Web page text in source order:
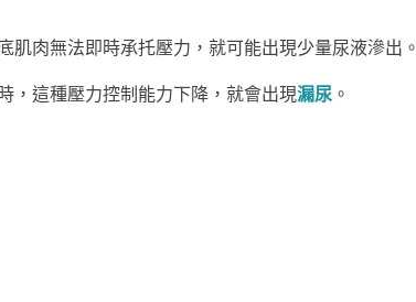
肉無法即時承托壓力，就可能出現少量尿液滲出。
，這種壓力控制能力下降，就會出現漏尿。